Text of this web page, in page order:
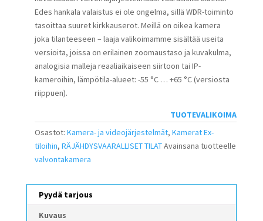
Edes hankala valaistus ei ole ongelma, sillä WDR-toiminto
tasoittaa suuret kirkkauserot. Meillä on oikea kamera
joka tilanteeseen – laaja valikoimamme sisältää useita
versioita, joissa on erilainen zoomaustaso ja kuvakulma,
analogisia malleja reaaliaikaiseen siirtoon tai IP-
kameroihin, lämpötila-alueet: -55 °C … +65 °C (versiosta
riippuen).
TUOTEVALIKOIMA
Osastot: Kamera- ja videojärjestelmät, Kamerat Ex-
tiloihin, RÄJÄHDYSVAARALLISET TILATAvainsana tuotteelle
valvontakamera
Pyydä tarjous
Kuvaus